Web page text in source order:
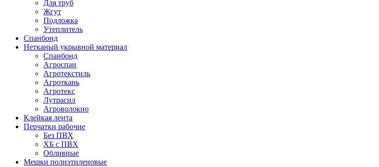
Для труб
Жгут
Подложка
Утеплитель
Спанбонд
Нетканый укрывной материал
Спанбонд
Агроспан
Агротекстиль
Агроткань
Агротекс
Лутрасил
Агроволокно
Клейкая лента
Перчатки рабочие
Без ПВХ
ХБ с ПВХ
Обливные
Мешки полиэтиленовые